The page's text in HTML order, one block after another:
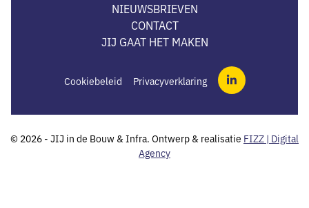
NIEUWSBRIEVEN
CONTACT
JIJ GAAT HET MAKEN
Cookiebeleid Privacyverklaring LinkedIn
© 2026 - JIJ in de Bouw & Infra. Ontwerp & realisatie FIZZ | Digital
Agency